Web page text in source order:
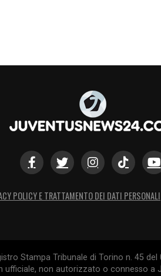
POLICY E TRATTAMENTO DEI DATI PERSONALI
Stampa Tribunale di Torino n. 45
ufficiale, non autorizzato o connesso